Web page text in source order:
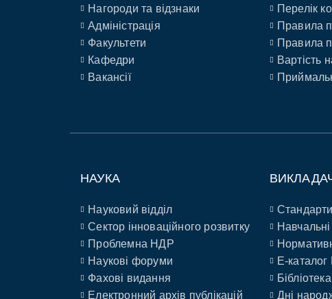
Нагороди та відзнаки
Адміністрація
Факультети
Кафедри
Вакансії
Перелік
Правила
Правила
Вартість
НАУКА
Науковий відділ
Сектор інноваційного розвитку
Проблемна НДР
Наукові форуми
Фахові видання
Електронний архів публікацій
E-каталог
Бібліотека
Дні